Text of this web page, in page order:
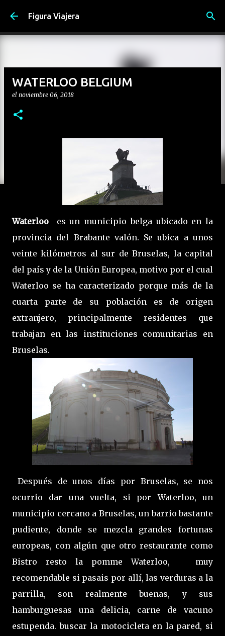
Ir al contenido principal
Figura Viajera
WATERLOO BELGIUM
el noviembre 06, 2018
Waterloo es un municipio belga ubicado en la
provincia del Brabante valón. Se ubica a unos
veinte kilómetros al sur de Bruselas, la capital
del país y de la Unión Europea, motivo por el cual
Waterloo se ha caracterizado porque más de la
cuarta parte de su población es de origen
extranjero, principalmente residentes que
trabajan en las instituciones comunitarias en
Bruselas.
Después de unos días por Bruselas, se nos
ocurrio dar una vuelta, si por Waterloo, un
municipio cercano a Bruselas, un barrio bastante
pudiente, donde se mezcla grandes fortunas
europeas, con algún que otro restaurante como
Bistro resto la pomme Waterloo, muy
recomendable si pasais por allí, las verduras a la
parrilla, son realmente buenas, y sus
hamburguesas una delicia, carne de vacuno
estupenda. buscar la motocicleta en la pared, si